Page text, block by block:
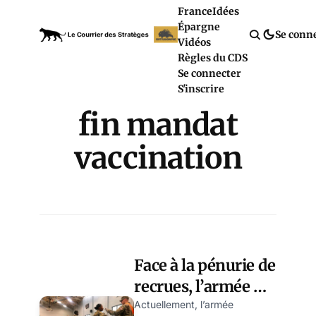
FranceIdées
Épargne
Vidéos
Règles du CDS
Se connecter
S'inscrire
Se
fin mandat
vaccination
Face à la pénurie de
recrues, l’armée US
rappelle les soldats
Actuellement, l’armée